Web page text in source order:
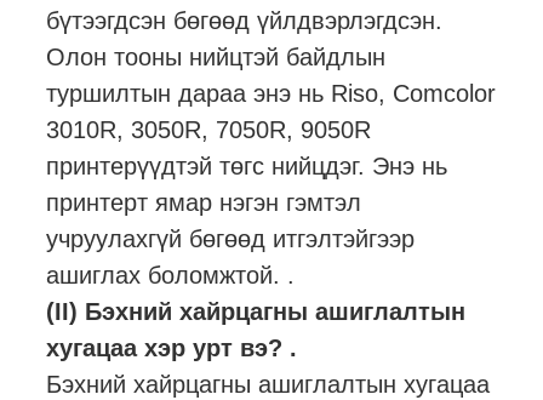
бүтээгдсэн бөгөөд үйлдвэрлэгдсэн.
Олон тооны нийцтэй байдлын
туршилтын дараа энэ нь Riso, Comcolor
3010R, 3050R, 7050R, 9050R
принтерүүдтэй төгс нийцдэг. Энэ нь
принтерт ямар нэгэн гэмтэл
учруулахгүй бөгөөд итгэлтэйгээр
ашиглах боломжтой. .
(II) Бэхний хайрцагны ашиглалтын
хугацаа хэр урт вэ? .
Бэхний хайрцагны ашиглалтын хугацаа